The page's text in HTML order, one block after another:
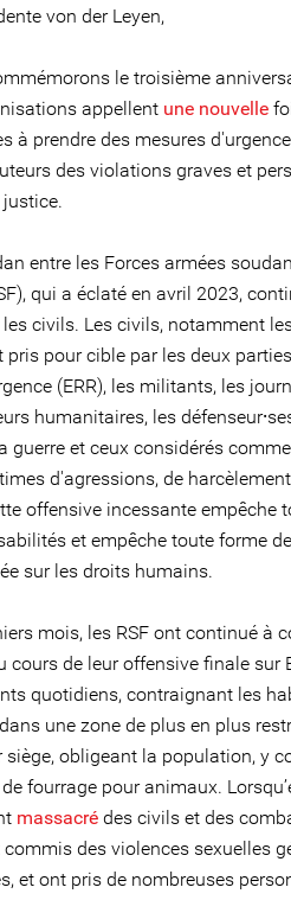
von der Leyen,
le troisième
appellent une nouvelle
à prendre des mesures
des violations graves et
entre les Forces armées
qui a éclaté en avril 2023,
civils. Les civils, notamment
pris pour cible par les deux
(ERR), les militants, les
humanitaires, les
guerre et ceux considérés
d'agressions, de
offensive incessante empêche
et empêche toute forme
sur les droits humains.
mois, les RSF ont continué à
cours de leur offensive finale sur
quotidiens, contraignant les
une zone de plus en plus
obligeant la population, y
fourrage pour animaux.
massacré des civils et des
des violences sexuelles
et ont pris de nombreuses